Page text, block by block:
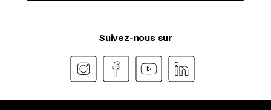
Suivez-nous sur